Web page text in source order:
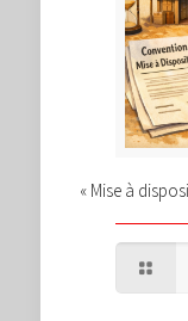
« Mise à